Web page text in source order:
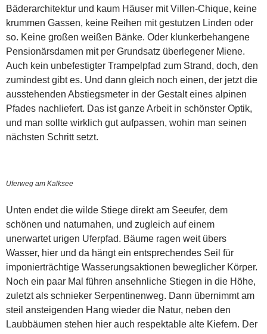
Bäderarchitektur und kaum Häuser mit Villen-Chique, keine
krummen Gassen, keine Reihen mit gestutzen Linden oder
so. Keine großen weißen Bänke. Oder klunkerbehangene
Pensionärsdamen mit per Grundsatz überlegener Miene.
Auch kein unbefestigter Trampelpfad zum Strand, doch, den
zumindest gibt es. Und dann gleich noch einen, der jetzt die
ausstehenden Abstiegsmeter in der Gestalt eines alpinen
Pfades nachliefert. Das ist ganze Arbeit in schönster Optik,
und man sollte wirklich gut aufpassen, wohin man seinen
nächsten Schritt setzt.
Uferweg am Kalksee
Unten endet die wilde Stiege direkt am Seeufer, dem
schönen und naturnahen, und zugleich auf einem
unerwartet urigen Uferpfad. Bäume ragen weit übers
Wasser, hier und da hängt ein entsprechendes Seil für
imponierträchtige Wasserungsaktionen beweglicher Körper.
Noch ein paar Mal führen ansehnliche Stiegen in die Höhe,
zuletzt als schnieker Serpentinenweg. Dann übernimmt am
steil ansteigenden Hang wieder die Natur, neben den
Laubbäumen stehen hier auch respektable alte Kiefern. Der